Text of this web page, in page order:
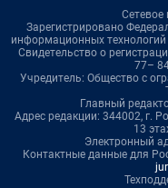
Сетевое
Зарегистрировано
информационных
Свидетельство о
77–
Учредитель: Общество с
Главный
Адрес редакции: 344002, г.
13
Электронный
Контактные данные для